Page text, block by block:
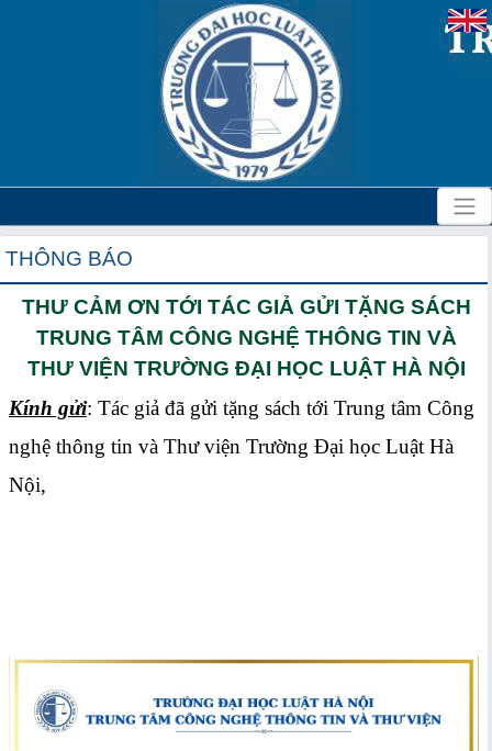
THÔNG BÁO
THƯ CẢM ƠN TỚI TÁC GIẢ GỬI TẶNG SÁCH
TRUNG TÂM CÔNG NGHỆ THÔNG TIN VÀ
THƯ VIỆN TRƯỜNG ĐẠI HỌC LUẬT HÀ NỘI
Kính gửi: Tác giả đã gửi tặng sách tới Trung tâm Công
nghệ thông tin và Thư viện Trường Đại học Luật Hà
Nội,